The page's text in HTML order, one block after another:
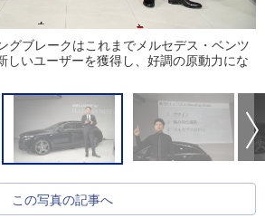
グブレークはこれまでメルセデス・ベンツ
しいユーザーを獲得し、好調の原動力にな
この写真の記事へ